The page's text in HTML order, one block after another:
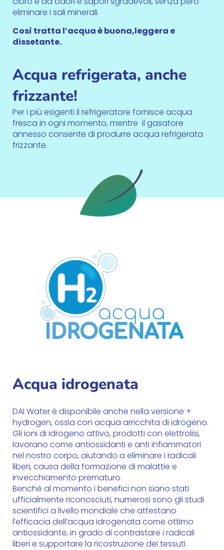
eliminare i sali minerali.
Così tratta l’acqua è buona,leggera e
dissetante.
Acqua refrigerata, anche
frizzante!
Per i più esigenti il refrigeratore fornisce acqua
fresca in ogni momento, mentre il gasatore
annesso consente di produrre acqua refrigerata
frizzante.
Acqua idrogenata
DAI Water è disponibile anche nella versione +
hydrogen, ossia con acqua arricchita di idrogeno.
Gli ioni di idrogeno attivo, prodotti con elettrolisi,
lavorano come antiossidanti e anti infiammatori
nel nostro corpo, aiutando a eliminare i radicali
liberi, causa della formazione di malattie e
invecchiamento prematuro.
Benché al momento i benefici non siano stati
ufficialmente riconosciuti, numerosi sono gli studi
scientifici a livello mondiale che attestano
l’efficacia dell’acqua idrogenata come ottimo
antiossidante, in grado di contrastare i radicali
liberi e supportare la ricostruzione dei tessuti.